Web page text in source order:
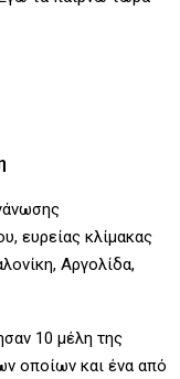
ευρείας κλίμακας
Αργολίδα,
10 μέλη της
οποίων και ένα από